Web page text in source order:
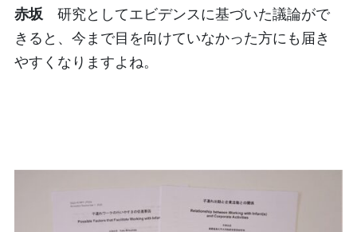
赤坂研究としてエビデンスに基づいた議論がで
きると、今まで目を向けていなかった方にも届き
やすくなりますよね。